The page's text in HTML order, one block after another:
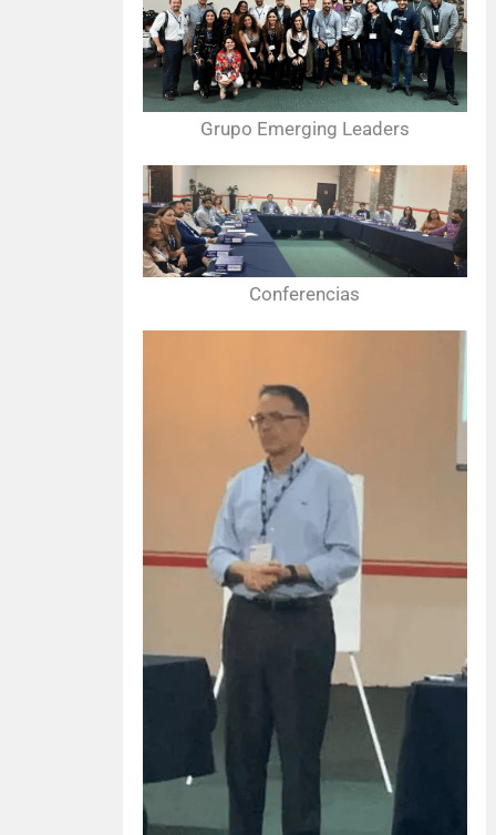
Grupo Emerging Leaders
Conferencias